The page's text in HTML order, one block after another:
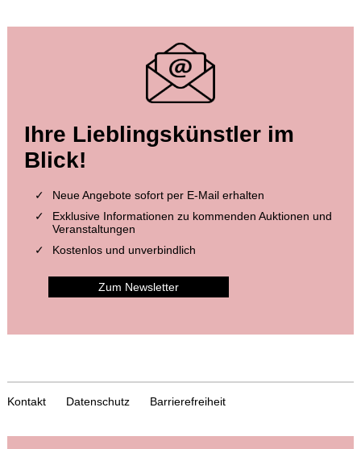
Ihre Lieblingskünstler im
Blick!
Neue Angebote sofort per E-Mail erhalten
Exklusive Informationen zu kommenden Auktionen und
Veranstaltungen
Kostenlos und unverbindlich
Zum Newsletter
Kontakt Datenschutz Barrierefreiheit